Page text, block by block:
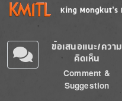
ข้อเสนอแนะ/ความ
คิดเห็น
Comment &
Suggestion